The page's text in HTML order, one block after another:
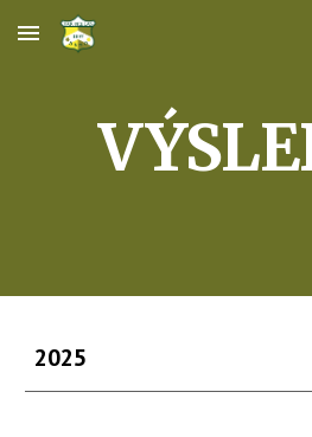
Skip to main content
2025